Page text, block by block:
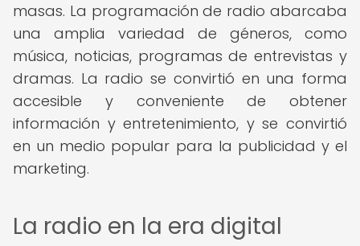
masas. La programación de radio abarcaba
una amplia variedad de géneros, como
música, noticias, programas de entrevistas y
dramas. La radio se convirtió en una forma
accesible y conveniente de obtener
información y entretenimiento, y se convirtió
en un medio popular para la publicidad y el
marketing.
La radio en la era digital